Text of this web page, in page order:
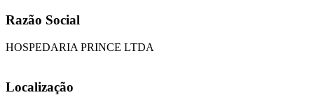
Razão Social
HOSPEDARIA PRINCE LTDA
Localização